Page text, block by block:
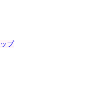
プ